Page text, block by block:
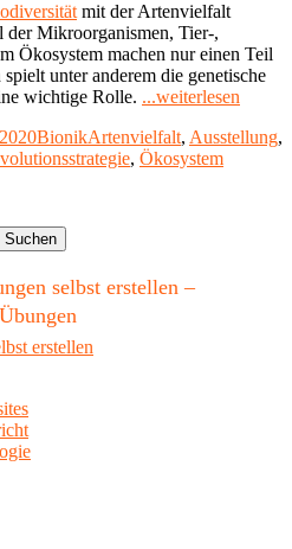
mit der Artenvielfalt
der Mikroorganismen, Tier-,
Ökosystem machen nur einen Teil
unter anderem die genetische
wichtige Rolle. ...weiterlesen
DNA
Kategorien
BionikSchlagwörter
Artenvielfalt, Ausstellung,
, Ökosystem
selbst erstellen –